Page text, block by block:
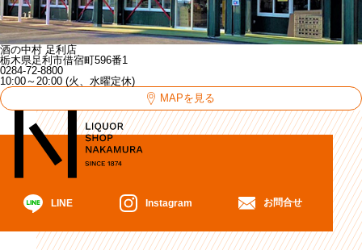
酒の中村 足利店
栃木県足利市借宿町596番1
0284-72-8800
10:00～20:00 (火、水曜定休)
MAPを見る
LINE Instagram お問合せ